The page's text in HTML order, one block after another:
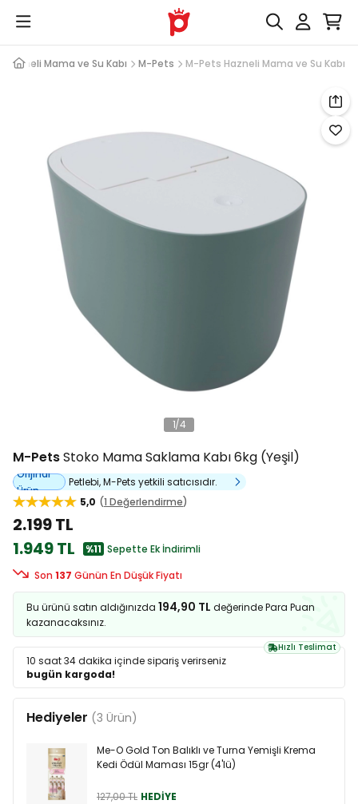
Hazneli Mama ve Su Kabı M-Pets M-Pets Hazneli Mama ve Su Kabı
1/4
M-PetsStoko Mama Saklama Kabı 6kg (Yeşil)
Orijinal
Ürün
Petlebi, M-Pets yetkili satıcısıdır.
5,0
1 Değerlendirme
2.199 TL
1.949 TL
%11 Sepette Ek İndirimli
Son 137 Günün En Düşük Fiyatı
Bu ürünü satın aldığınızda 194,90 TL değerinde Para Puan
kazanacaksınız.
Hızlı Teslimat
10 saat 34 dakika içinde sipariş verirseniz
bugün kargoda!
Hediyeler (3 Ürün)
Me-O Gold Ton Balıklı ve Turna Yemişli Krema
Kedi Ödül Maması 15gr (4'lü)
127,00 TL HEDİYE